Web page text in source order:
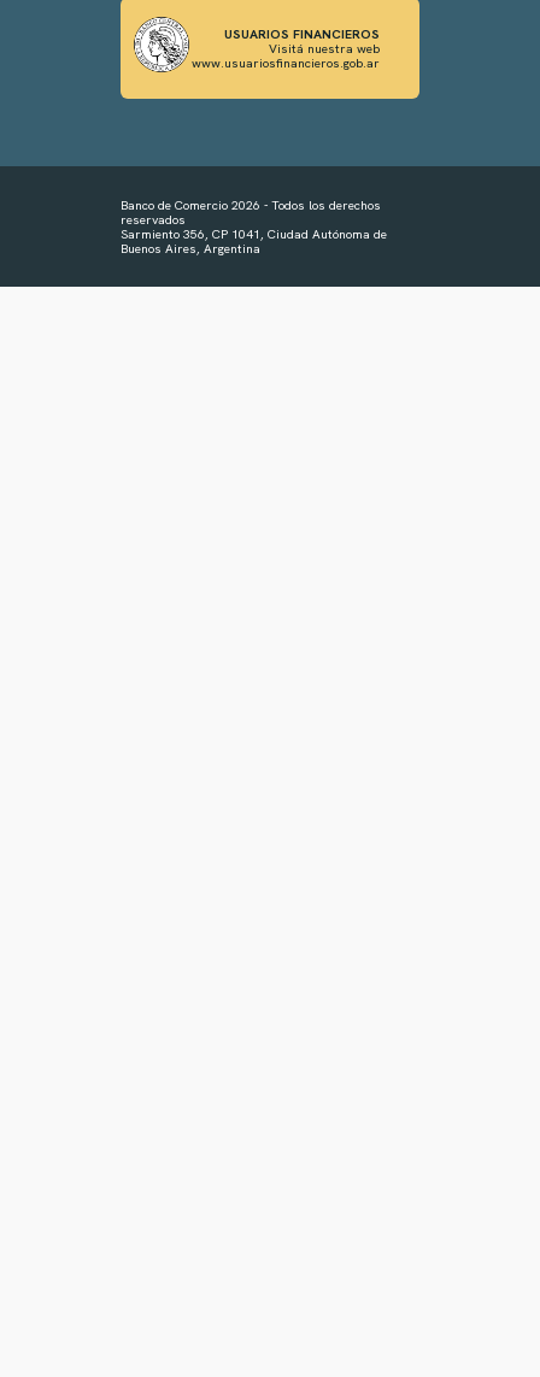
USUARIOS FINANCIEROS
Visitá nuestra web
www.usuariosfinancieros.gob.ar
Banco de Comercio 2026 - Todos los derechos
reservados
Sarmiento 356, CP 1041, Ciudad Autónoma de
Buenos Aires, Argentina